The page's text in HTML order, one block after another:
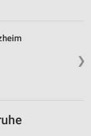
❯
von